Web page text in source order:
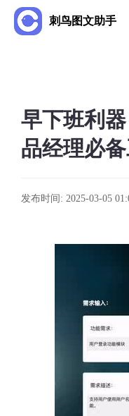
刺鸟图文助手
早下班利
品经理必
发布时间: 2025-03-05